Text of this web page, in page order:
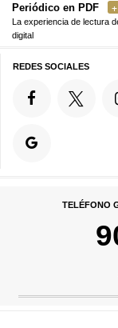
Periódico en PDF
La experiencia de lectura
digital
REDES SOCIALES
TELÉFONO